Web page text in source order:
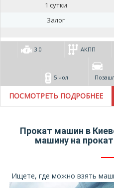
1 сутки
Залог
3.0 АКПП
5 чол
ПОСМОТРЕТЬ ПОДРОБНЕЕ
Прокат машин в
машину на
Ищете, где можно взять